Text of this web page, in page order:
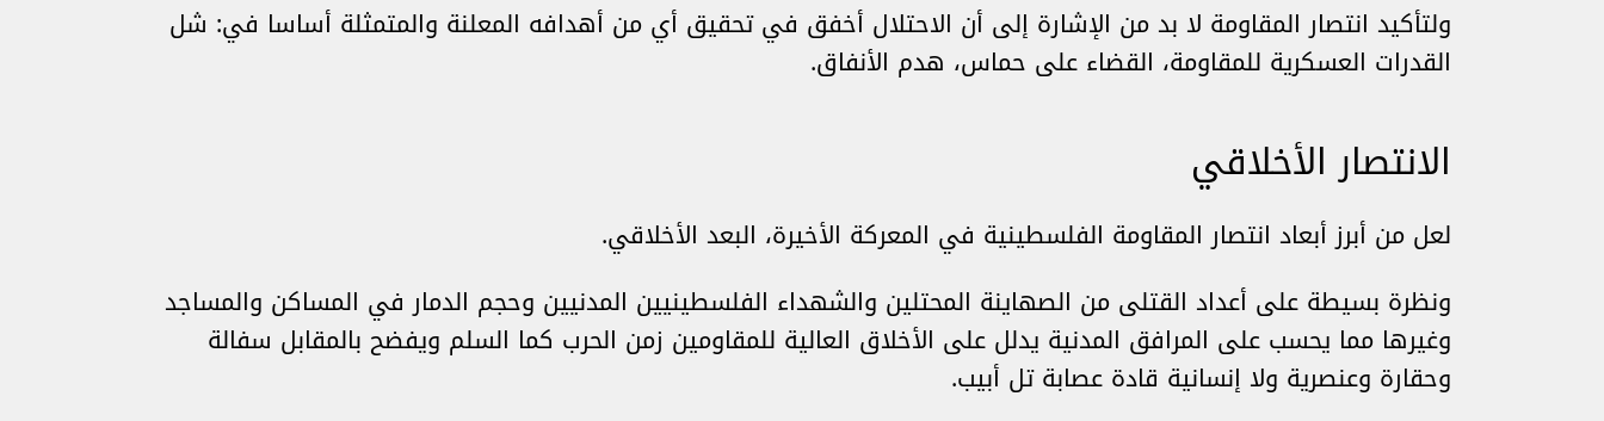
ولتأكيد انتصار المقاومة لا بد من الإشارة إلى أن الاحتلال أخفق في تحقيق أي من أهدافه المعلنة والمتمثلة أساسا في: شل
القدرات العسكرية للمقاومة، القضاء على حماس، هدم الأنفاق.
الانتصار الأخلاقي
لعل من أبرز أبعاد انتصار المقاومة الفلسطينية في المعركة الأخيرة، البعد الأخلاقي.
ونظرة بسيطة على أعداد القتلى من الصهاينة المحتلين والشهداء الفلسطينيين المدنيين وحجم الدمار في المساكن والمساجد
وغيرها مما يحسب على المرافق المدنية يدلل على الأخلاق العالية للمقاومين زمن الحرب كما السلم ويفضح بالمقابل سفالة
وحقارة وعنصرية ولا إنسانية قادة عصابة تل أبيب.